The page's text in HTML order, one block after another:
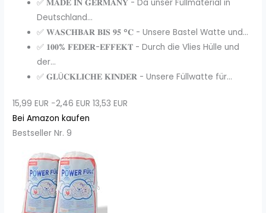
✅ 𝐌𝐀𝐃𝐄 𝐈𝐍 𝐆𝐄𝐑𝐌𝐀𝐍𝐘 - Da unser Füllmaterial in
Deutschland...
✅ 𝐖𝐀𝐒𝐂𝐇𝐁𝐀𝐑 𝐁𝐈𝐒 𝟗𝟓 °𝐂 - Unsere Bastel Watte und...
✅ 𝟏𝟎𝟎% 𝐅𝐄𝐃𝐄𝐑-𝐄𝐅𝐅𝐄𝐊𝐓 - Durch die Vlies Hülle und
der...
✅ 𝐆𝐋Ü𝐂𝐊𝐋𝐈𝐂𝐇𝐄 𝐊𝐈𝐍𝐃𝐄𝐑 - Unsere Füllwatte für...
15,99 EUR −2,46 EUR 13,53 EUR
Bei Amazon kaufen
Bestseller Nr. 9